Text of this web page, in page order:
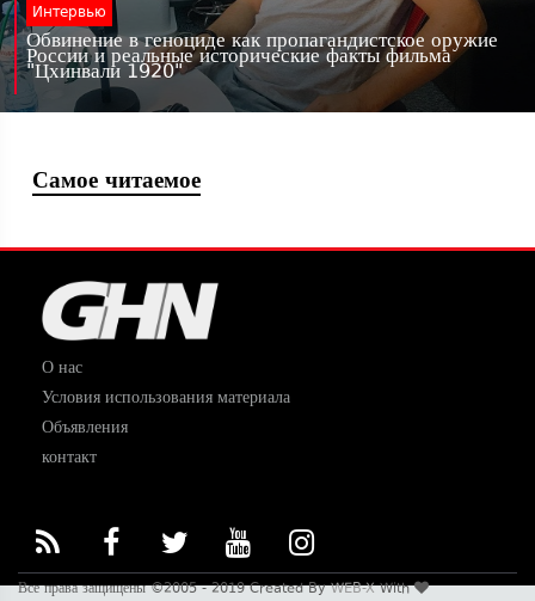
Интервью
Обвинение в геноциде как пропагандистское оружие
России и реальные исторические факты фильма
"Цхинвали 1920"
Самое читаемое
О нас
Условия использования материала
Объявления
контакт
Все права защищены ©2005 - 2019 Created ByWEB-XWith